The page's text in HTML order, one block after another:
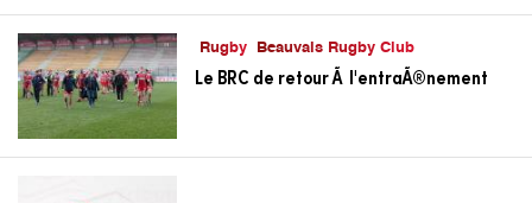
Rugby Beauvais Rugby Club
Le BRC de retour Ã l'entraÃ®nement